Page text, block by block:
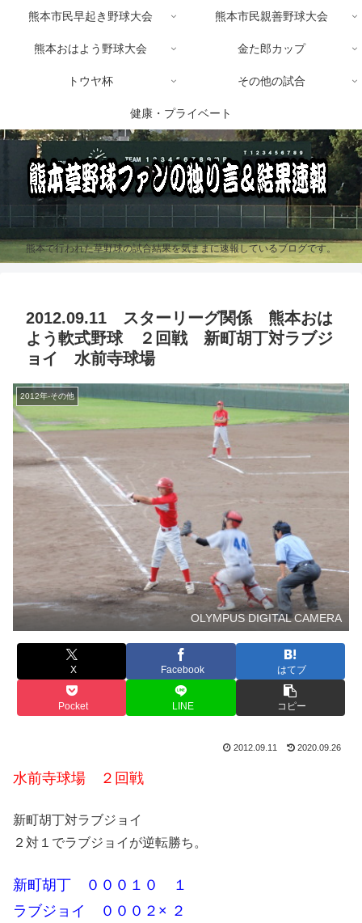
熊本で行われた草野球の試合結果を気ままに速報しているブログです。
熊本市民早起き野球大会 熊本市民親善野球大会
熊本おはよう野球大会 金た郎カップ
トウヤ杯 その他の試合
健康・プライベート
2012.09.11 スターリーグ関係 熊本おは
よう軟式野球 ２回戦 新町胡丁対ラブジ
ョイ 水前寺球場
2012年-その他
OLYMPUS DIGITAL CAMERA
X Facebook はてブ
Pocket LINE コピー
2012.09.11 2020.09.26
水前寺球場 ２回戦
新町胡丁対ラブジョイ
２対１でラブジョイが逆転勝ち。
新町胡丁 ０００１０ １
ラブジョイ ０００２× ２